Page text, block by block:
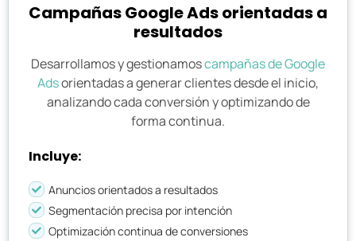
Campañas Google Ads orientadas a
resultados
Desarrollamos y gestionamoscampañas de Google
Adsorientadas a generar clientes desde el inicio,
analizando cada conversión y optimizando de
forma continua.
Incluye:
Anuncios orientados a resultados
Segmentación precisa por intención
Optimización continua de conversiones